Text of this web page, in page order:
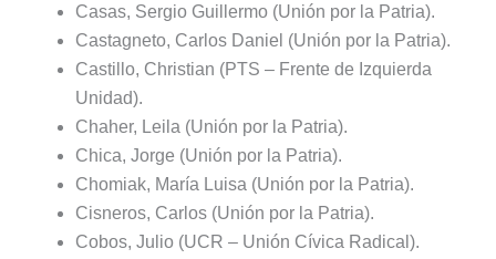
Casas, Sergio Guillermo (Unión por la Patria).
Castagneto, Carlos Daniel (Unión por la Patria).
Castillo, Christian (PTS – Frente de Izquierda
Unidad).
Chaher, Leila (Unión por la Patria).
Chica, Jorge (Unión por la Patria).
Chomiak, María Luisa (Unión por la Patria).
Cisneros, Carlos (Unión por la Patria).
Cobos, Julio (UCR – Unión Cívica Radical).